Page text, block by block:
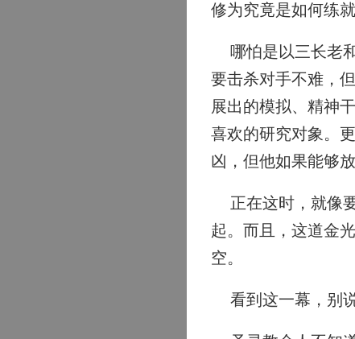
修为究竟是如何练
哪怕是以三长老
要击杀对手不难，
展出的模拟、精神
喜欢的研究对象。
凶，但他如果能够
正在这时，就像
起。而且，这道金
空。
看到这一幕，别